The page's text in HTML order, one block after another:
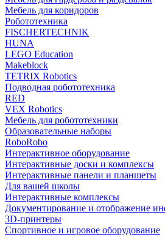
Мебель для коридоров
Робототехника
FISCHERTECHNIK
HUNA
LEGO Education
Makeblock
TETRIX Robotics
Подводная робототехника
RED
VEX Robotics
Мебель для робототехники
Образовательные наборы
RoboRobo
Интерактивное оборудование
Интерактивные доски и комплексы
Интерактивные панели и планшеты
Для вашей школы
Интерактивные комплексы
Документирование и отображение
3D-принтеры
Спортивное и игровое оборудование